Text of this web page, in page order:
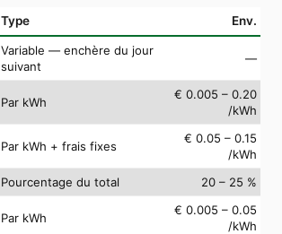
Type Env.
Variable — enchère du jour
suivant
—
Par kWh
€ 0.005 – 0.20
/kWh
Par kWh + frais fixes
€ 0.05 – 0.15
/kWh
Pourcentage du total
20 – 25 %
Par kWh
€ 0.005 – 0.05
/kWh